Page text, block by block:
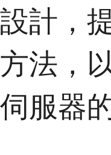
計，
法，
服器